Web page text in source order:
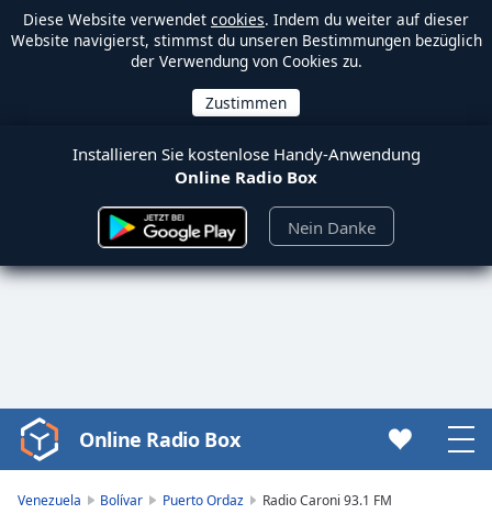
Diese Website verwendet cookies. Indem du weiter auf dieser
Website navigierst, stimmst du unseren Bestimmungen bezüglich
der Verwendung von Cookies zu.
Installieren Sie kostenlose Handy-Anwendung
Online Radio Box
Nein Danke
Video
Player
Online Radio Box
Venezuela Bolívar Puerto Ordaz Radio Caroni 93.1 FM